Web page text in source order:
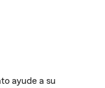
ayude a su